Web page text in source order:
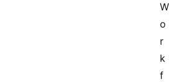
W
o
r
k
f